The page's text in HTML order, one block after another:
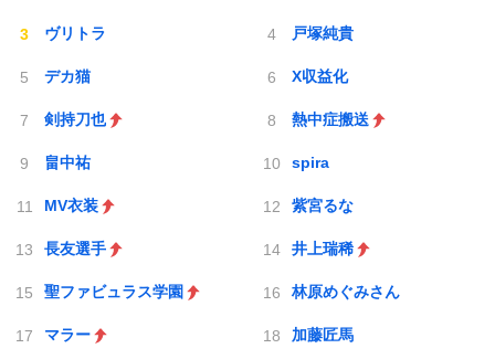
ヴリトラ 戸塚純貴
デカ猫 X収益化
剣持刀也 熱中症搬送
畠中祐 spira
MV衣装 紫宮るな
長友選手 井上瑞稀
聖ファビュラス学園 林原めぐみさん
マラー 加藤匠馬